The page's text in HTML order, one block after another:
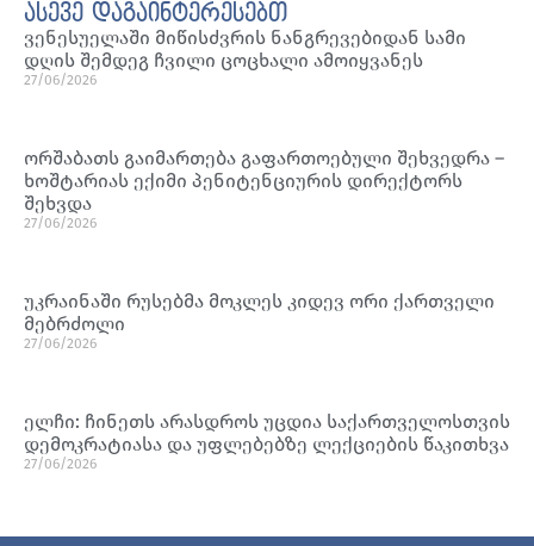
ასევე დაგაინტერესებთ
ვენესუელაში მიწისძვრის ნანგრევებიდან სამი
დღის შემდეგ ჩვილი ცოცხალი ამოიყვანეს
27/06/2026
ორშაბათს გაიმართება გაფართოებული შეხვედრა –
ხოშტარიას ექიმი პენიტენციურის დირექტორს
შეხვდა
27/06/2026
უკრაინაში რუსებმა მოკლეს კიდევ ორი ქართველი
მებრძოლი
27/06/2026
ელჩი: ჩინეთს არასდროს უცდია საქართველოსთვის
დემოკრატიასა და უფლებებზე ლექციების წაკითხვა
27/06/2026